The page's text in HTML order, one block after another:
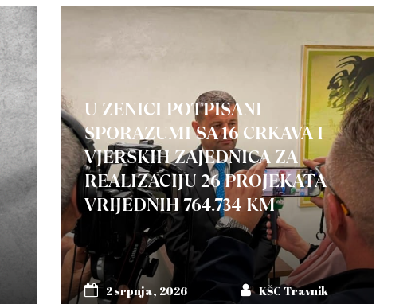
U ZENICI POTPISANI
SPORAZUMI SA 16 CRKAVA I
VJERSKIH ZAJEDNICA ZA
REALIZACIJU 26 PROJEKATA
VRIJEDNIH 764.734 KM
2 srpnja, 2026 KŠC Travnik